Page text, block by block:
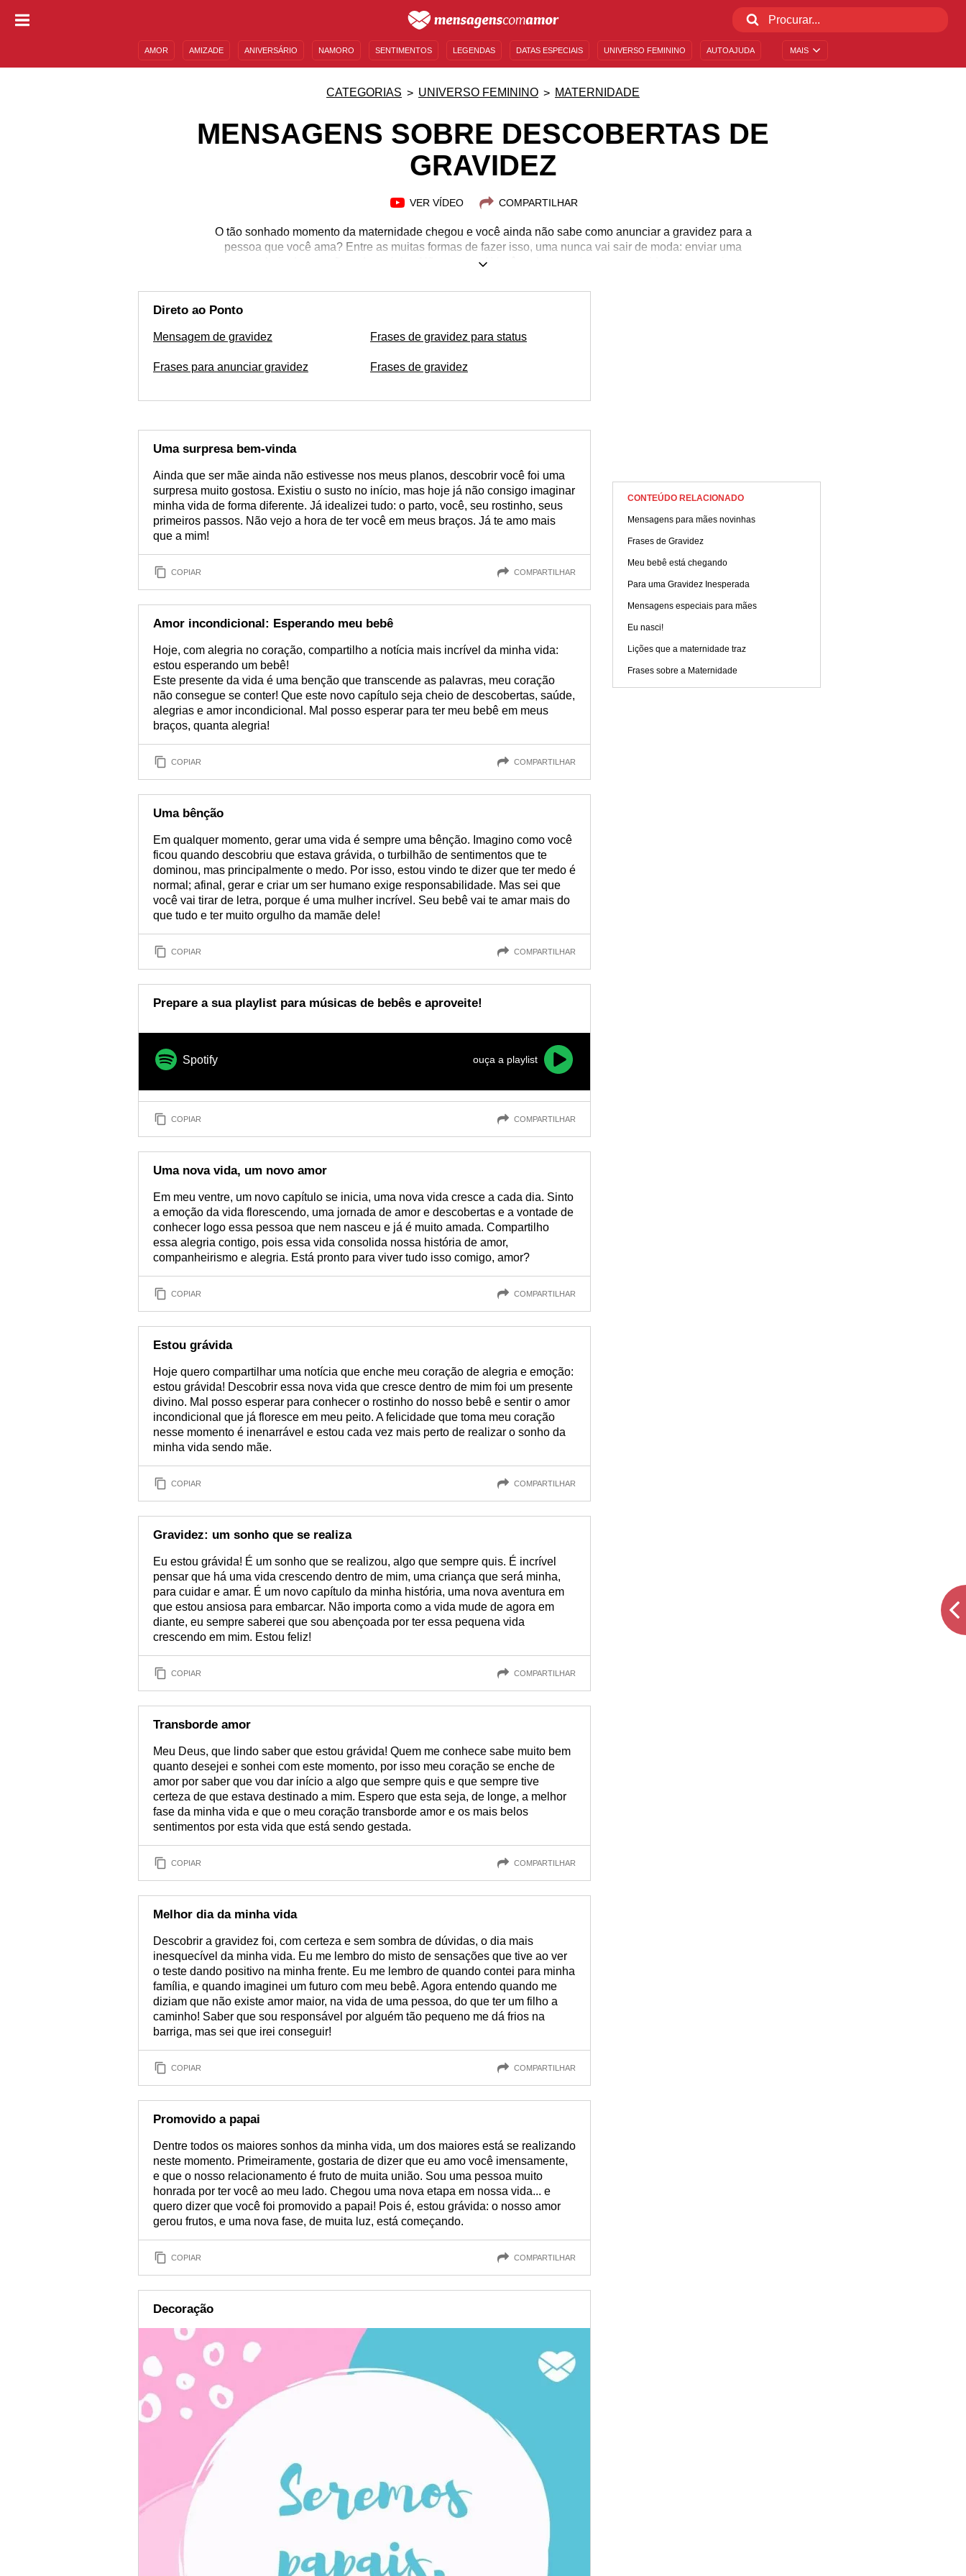
MAIS
AMOR AMIZADE ANIVERSÁRIO NAMORO SENTIMENTOS LEGENDAS DATAS ESPECIAIS UNIVERSO FEMININO AUTOAJUDA
CATEGORIAS UNIVERSO FEMININO MATERNIDADE
MENSAGENS SOBRE DESCOBERTAS DE
GRAVIDEZ
VER VÍDEO COMPARTILHAR
O tão sonhado momento da maternidade chegou e você ainda não sabe como anunciar a gravidez para a
pessoa que você ama? Entre as muitas formas de fazer isso, uma nunca vai sair de moda: enviar uma
mensagem cheia de emoção e de carinho. Não tem erro! Você pode anunciar a sua gravidez para o pai ou para
É um momento de celebrar e de comemorar a formação de uma nova vida. Aproveite essa oportunidade para
fortalecer os laços com quem sempre esteve ao seu lado e envie mensagens sobre descobertas de gravidez
Direto ao Ponto
Mensagem de gravidez
Frases para anunciar gravidez
Frases de gravidez para status
Frases de gravidez
Uma surpresa bem-vinda
Ainda que ser mãe ainda não estivesse nos meus planos, descobrir você foi uma
surpresa muito gostosa. Existiu o susto no início, mas hoje já não consigo imaginar
minha vida de forma diferente. Já idealizei tudo: o parto, você, seu rostinho, seus
primeiros passos. Não vejo a hora de ter você em meus braços. Já te amo mais
que a mim!
COPIAR COMPARTILHAR
Amor incondicional: Esperando meu bebê
Hoje, com alegria no coração, compartilho a notícia mais incrível da minha vida:
estou esperando um bebê!
Este presente da vida é uma benção que transcende as palavras, meu coração
não consegue se conter! Que este novo capítulo seja cheio de descobertas, saúde,
alegrias e amor incondicional. Mal posso esperar para ter meu bebê em meus
braços, quanta alegria!
COPIAR COMPARTILHAR
Uma bênção
Em qualquer momento, gerar uma vida é sempre uma bênção. Imagino como você
ficou quando descobriu que estava grávida, o turbilhão de sentimentos que te
dominou, mas principalmente o medo. Por isso, estou vindo te dizer que ter medo é
normal; afinal, gerar e criar um ser humano exige responsabilidade. Mas sei que
você vai tirar de letra, porque é uma mulher incrível. Seu bebê vai te amar mais do
que tudo e ter muito orgulho da mamãe dele!
COPIAR COMPARTILHAR
Prepare a sua playlist para músicas de bebês e aproveite!
Spotify ouça a playlist
COPIAR COMPARTILHAR
Uma nova vida, um novo amor
Em meu ventre, um novo capítulo se inicia, uma nova vida cresce a cada dia. Sinto
a emoção da vida florescendo, uma jornada de amor e descobertas e a vontade de
conhecer logo essa pessoa que nem nasceu e já é muito amada. Compartilho
essa alegria contigo, pois essa vida consolida nossa história de amor,
companheirismo e alegria. Está pronto para viver tudo isso comigo, amor?
COPIAR COMPARTILHAR
Estou grávida
Hoje quero compartilhar uma notícia que enche meu coração de alegria e emoção:
estou grávida! Descobrir essa nova vida que cresce dentro de mim foi um presente
divino. Mal posso esperar para conhecer o rostinho do nosso bebê e sentir o amor
incondicional que já floresce em meu peito. A felicidade que toma meu coração
nesse momento é inenarrável e estou cada vez mais perto de realizar o sonho da
minha vida sendo mãe.
COPIAR COMPARTILHAR
Gravidez: um sonho que se realiza
Eu estou grávida! É um sonho que se realizou, algo que sempre quis. É incrível
pensar que há uma vida crescendo dentro de mim, uma criança que será minha,
para cuidar e amar. É um novo capítulo da minha história, uma nova aventura em
que estou ansiosa para embarcar. Não importa como a vida mude de agora em
diante, eu sempre saberei que sou abençoada por ter essa pequena vida
crescendo em mim. Estou feliz!
COPIAR COMPARTILHAR
Transborde amor
Meu Deus, que lindo saber que estou grávida! Quem me conhece sabe muito bem
quanto desejei e sonhei com este momento, por isso meu coração se enche de
amor por saber que vou dar início a algo que sempre quis e que sempre tive
certeza de que estava destinado a mim. Espero que esta seja, de longe, a melhor
fase da minha vida e que o meu coração transborde amor e os mais belos
sentimentos por esta vida que está sendo gestada.
COPIAR COMPARTILHAR
Melhor dia da minha vida
Descobrir a gravidez foi, com certeza e sem sombra de dúvidas, o dia mais
inesquecível da minha vida. Eu me lembro do misto de sensações que tive ao ver
o teste dando positivo na minha frente. Eu me lembro de quando contei para minha
família, e quando imaginei um futuro com meu bebê. Agora entendo quando me
diziam que não existe amor maior, na vida de uma pessoa, do que ter um filho a
caminho! Saber que sou responsável por alguém tão pequeno me dá frios na
barriga, mas sei que irei conseguir!
COPIAR COMPARTILHAR
Promovido a papai
Dentre todos os maiores sonhos da minha vida, um dos maiores está se realizando
neste momento. Primeiramente, gostaria de dizer que eu amo você imensamente,
e que o nosso relacionamento é fruto de muita união. Sou uma pessoa muito
honrada por ter você ao meu lado. Chegou uma nova etapa em nossa vida... e
quero dizer que você foi promovido a papai! Pois é, estou grávida: o nosso amor
gerou frutos, e uma nova fase, de muita luz, está começando.
COPIAR COMPARTILHAR
Decoração
CONTEÚDO RELACIONADO
Mensagens para mães novinhas
Frases de Gravidez
Meu bebê está chegando
Para uma Gravidez Inesperada
Mensagens especiais para mães
Eu nasci!
Lições que a maternidade traz
Frases sobre a Maternidade